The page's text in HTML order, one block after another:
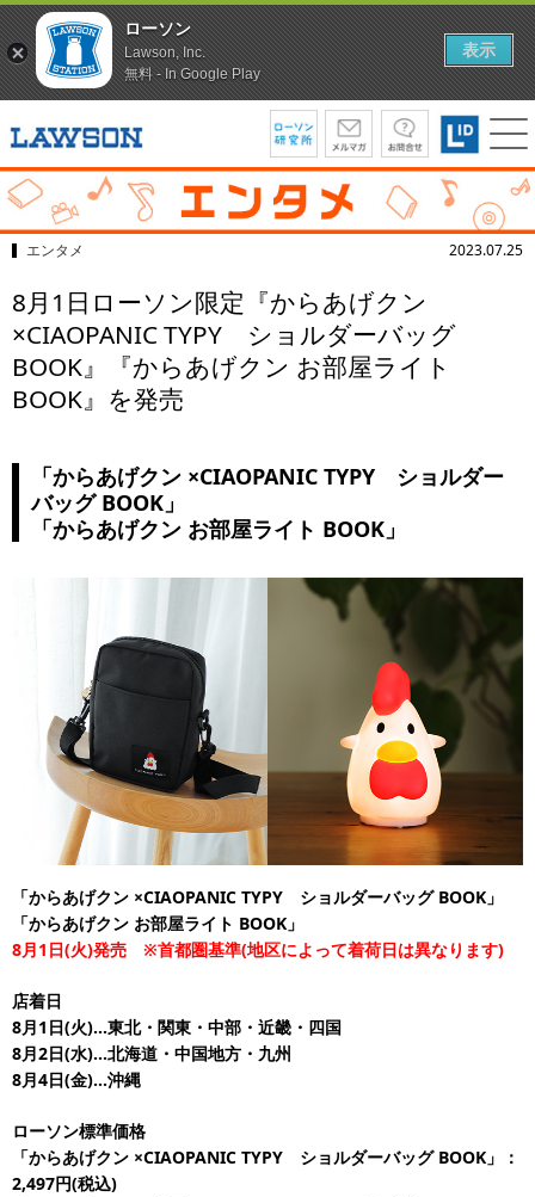
エンタメ 2023.07.25
8月1日ローソン限定『からあげクン
×CIAOPANIC TYPY ショルダーバッグ
BOOK』『からあげクン お部屋ライト
BOOK』を発売
「からあげクン ×CIAOPANIC TYPY ショルダー
バッグ BOOK」
「からあげクン お部屋ライト BOOK」
「からあげクン ×CIAOPANIC TYPY ショルダーバッグ BOOK」
「からあげクン お部屋ライト BOOK」
8月1日(火)発売 ※首都圏基準(地区によって着荷日は異なります)
店着日
8月1日(火)…東北・関東・中部・近畿・四国
8月2日(水)…北海道・中国地方・九州
8月4日(金)…沖縄
ローソン標準価格
「からあげクン ×CIAOPANIC TYPY ショルダーバッグ BOOK」：
2,497円(税込)
ローソン
Lawson, Inc.
無料 - In Google Play
表示